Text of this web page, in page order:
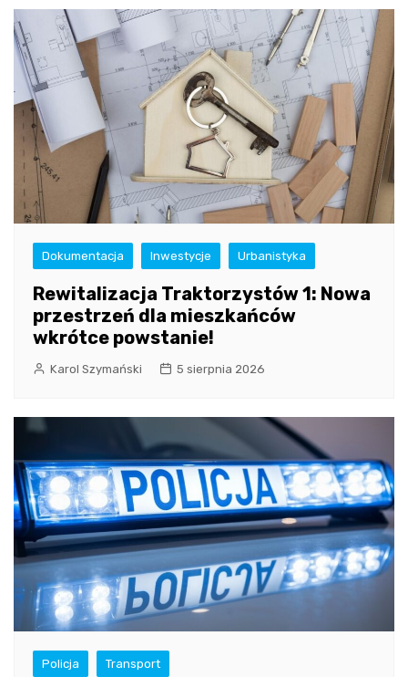
Dokumentacja Inwestycje Urbanistyka
Rewitalizacja Traktorzystów 1: Nowa
przestrzeń dla mieszkańców
wkrótce powstanie!
Karol Szymański 5 sierpnia 2026
Policja Transport